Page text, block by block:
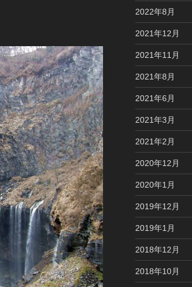
2022年8月
2021年12月
2021年11月
2021年8月
2021年6月
2021年3月
2021年2月
2020年12月
2020年1月
2019年12月
2019年1月
2018年12月
2018年10月